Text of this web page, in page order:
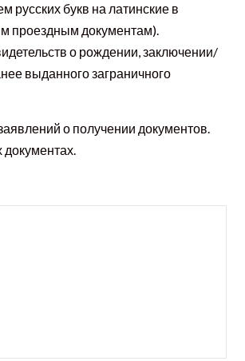
букв на латинские в
проездным документам).
о рождении, заключении/
выданного заграничного
о получении документов.